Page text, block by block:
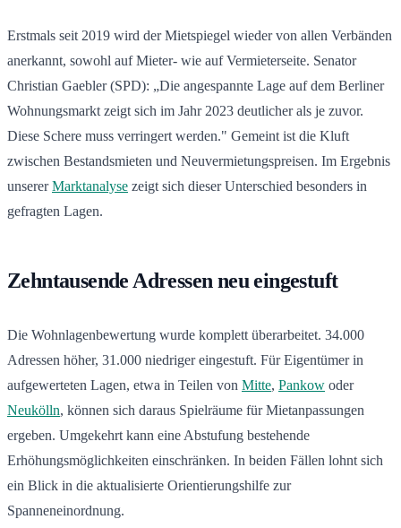
Erstmals seit 2019 wird der Mietspiegel wieder von allen Verbänden
anerkannt, sowohl auf Mieter- wie auf Vermieterseite. Senator
Christian Gaebler (SPD): „Die angespannte Lage auf dem Berliner
Wohnungsmarkt zeigt sich im Jahr 2023 deutlicher als je zuvor.
Diese Schere muss verringert werden." Gemeint ist die Kluft
zwischen Bestandsmieten und Neuvermietungspreisen. Im Ergebnis
unsererMarktanalyse zeigt sich dieser Unterschied besonders in
gefragten Lagen.
Zehntausende Adressen neu eingestuft
Die Wohnlagenbewertung wurde komplett überarbeitet. 34.000
Adressen höher, 31.000 niedriger eingestuft. Für Eigentümer in
aufgewerteten Lagen, etwa in Teilen von Mitte, Pankow oder
Neukölln, können sich daraus Spielräume für Mietanpassungen
ergeben. Umgekehrt kann eine Abstufung bestehende
Erhöhungsmöglichkeiten einschränken. In beiden Fällen lohnt sich
ein Blick in die aktualisierte Orientierungshilfe zur
Spanneneinordnung.